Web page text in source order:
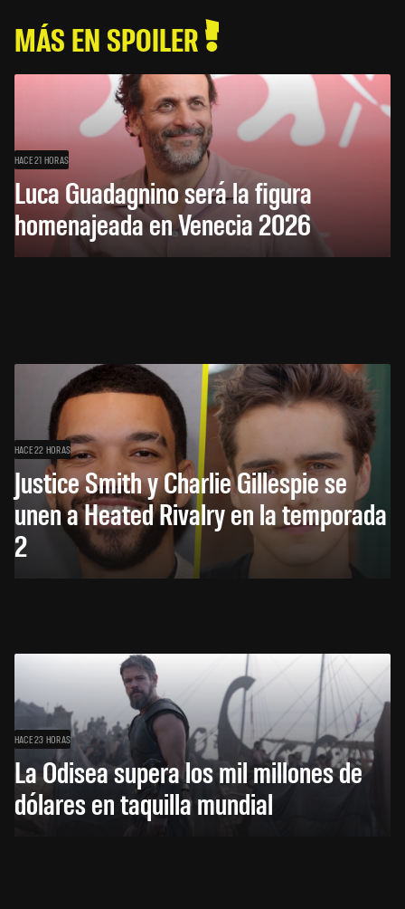
MÁS EN SPOILER
HACE 21 HORAS
Luca Guadagnino será la figura
homenajeada en Venecia 2026
HACE 22 HORAS
Justice Smith y Charlie Gillespie se
unen a Heated Rivalry en la temporada
2
HACE 23 HORAS
La Odisea supera los mil millones de
dólares en taquilla mundial